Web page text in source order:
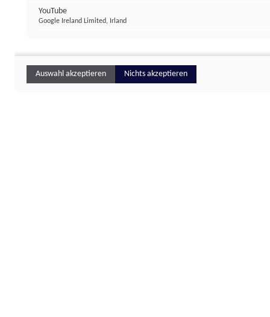
YouTube
Google Ireland Limited, Irland
Auswahl akzeptieren Nichts akzeptieren